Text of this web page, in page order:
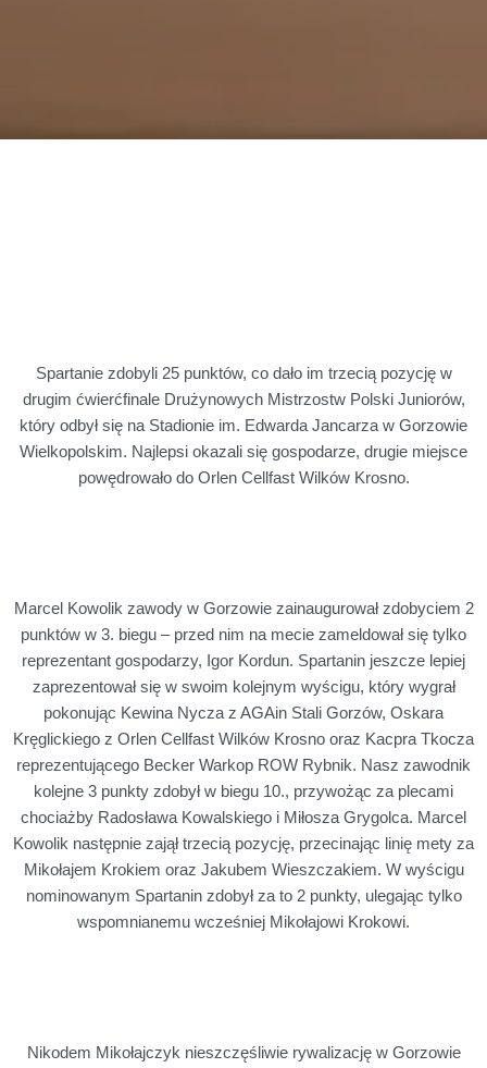
Spartanie zdobyli 25 punktów, co dało im trzecią pozycję w
drugim ćwierćfinale Drużynowych Mistrzostw Polski Juniorów,
który odbył się na Stadionie im. Edwarda Jancarza w Gorzowie
Wielkopolskim. Najlepsi okazali się gospodarze, drugie miejsce
powędrowało do Orlen Cellfast Wilków Krosno.
Marcel Kowolik zawody w Gorzowie zainaugurował zdobyciem 2
punktów w 3. biegu – przed nim na mecie zameldował się tylko
reprezentant gospodarzy, Igor Kordun. Spartanin jeszcze lepiej
zaprezentował się w swoim kolejnym wyścigu, który wygrał
pokonując Kewina Nycza z AGAin Stali Gorzów, Oskara
Kręglickiego z Orlen Cellfast Wilków Krosno oraz Kacpra Tkocza
reprezentującego Becker Warkop ROW Rybnik. Nasz zawodnik
kolejne 3 punkty zdobył w biegu 10., przywożąc za plecami
chociażby Radosława Kowalskiego i Miłosza Grygolca. Marcel
Kowolik następnie zajął trzecią pozycję, przecinając linię mety za
Mikołajem Krokiem oraz Jakubem Wieszczakiem. W wyścigu
nominowanym Spartanin zdobył za to 2 punkty, ulegając tylko
wspomnianemu wcześniej Mikołajowi Krokowi.
Nikodem Mikołajczyk nieszczęśliwie rywalizację w Gorzowie